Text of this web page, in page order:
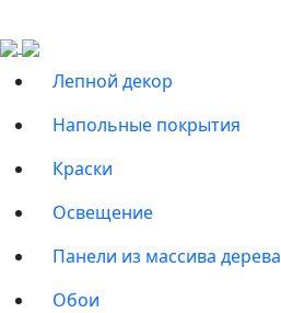
Лепной декор
Напольные покрытия
Краски
Освещение
Панели из массива дерева
Обои